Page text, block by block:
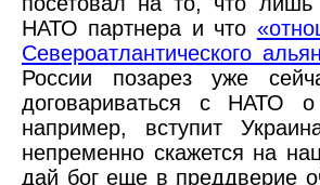
НАТО партнера и что
Североатлантического
России позарез уже
договариваться с НАТО
например, вступит
непременно скажется на
дай бог еще в преддверие